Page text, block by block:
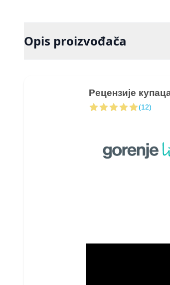
Opis proizvođača
Рецензије
(12)